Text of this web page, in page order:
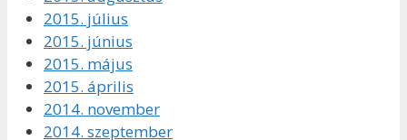
2015. július
2015. június
2015. május
2015. április
2014. november
2014. szeptember